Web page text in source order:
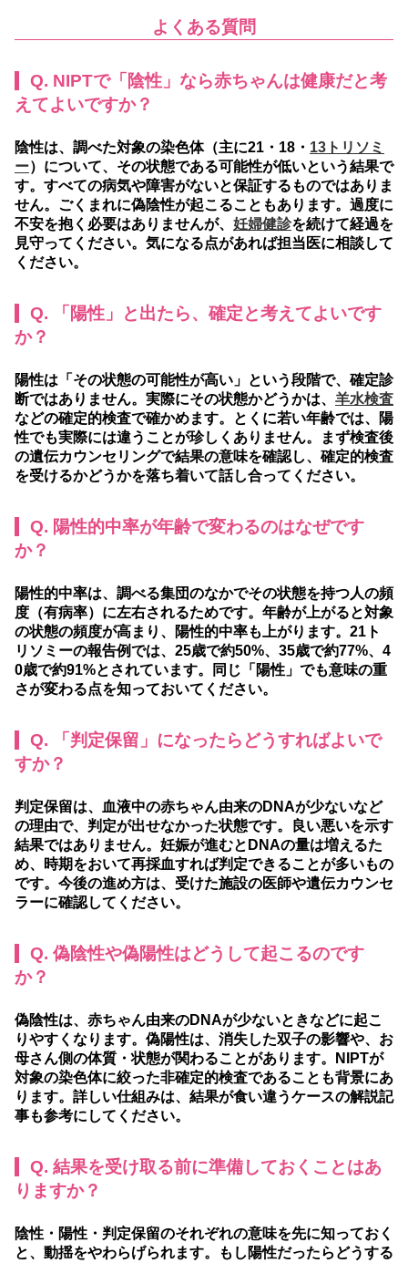
よくある質問
Q. NIPTで「陰性」なら赤ちゃんは健康だと考
えてよいですか？
陰性は、調べた対象の染色体（主に21・18・ 13トリソミ
ー）について、その状態である可能性が低いという結果で
す。すべての病気や障害がないと保証するものではありま
せん。ごくまれに偽陰性が起こることもあります。過度に
不安を抱く必要はありませんが、 妊婦健診を続けて経過を
見守ってください。気になる点があれば担当医に相談して
ください。
Q. 「陽性」と出たら、確定と考えてよいです
か？
陽性は「その状態の可能性が高い」という段階で、確定診
断ではありません。実際にその状態かどうかは、 羊水検査
などの確定的検査で確かめます。とくに若い年齢では、陽
性でも実際には違うことが珍しくありません。まず検査後
の遺伝カウンセリングで結果の意味を確認し、確定的検査
を受けるかどうかを落ち着いて話し合ってください。
Q. 陽性的中率が年齢で変わるのはなぜです
か？
陽性的中率は、調べる集団のなかでその状態を持つ人の頻
度（有病率）に左右されるためです。年齢が上がると対象
の状態の頻度が高まり、陽性的中率も上がります。21ト
リソミーの報告例では、25歳で約50%、35歳で約77%、4
0歳で約91%とされています。同じ「陽性」でも意味の重
さが変わる点を知っておいてください。
Q. 「判定保留」になったらどうすればよいで
すか？
判定保留は、血液中の赤ちゃん由来のDNAが少ないなど
の理由で、判定が出せなかった状態です。良い悪いを示す
結果ではありません。妊娠が進むとDNAの量は増えるた
め、時期をおいて再採血すれば判定できることが多いもの
です。今後の進め方は、受けた施設の医師や遺伝カウンセ
ラーに確認してください。
Q. 偽陰性や偽陽性はどうして起こるのです
か？
偽陰性は、赤ちゃん由来のDNAが少ないときなどに起こ
りやすくなります。偽陽性は、消失した双子の影響や、お
母さん側の体質・状態が関わることがあります。NIPTが
対象の染色体に絞った非確定的検査であることも背景にあ
ります。詳しい仕組みは、結果が食い違うケースの解説記
事も参考にしてください。
Q. 結果を受け取る前に準備しておくことはあ
りますか？
陰性・陽性・判定保留のそれぞれの意味を先に知っておく
と、動揺をやわらげられます。もし陽性だったらどうする